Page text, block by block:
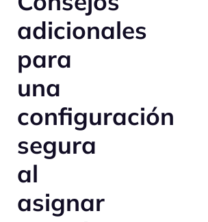
adicionales
para
una
configuración
segura
al
asignar